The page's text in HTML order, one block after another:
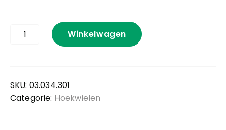
Holle
Winkelwagen
SKU: 03.034.301
Categorie: Hoekwielen